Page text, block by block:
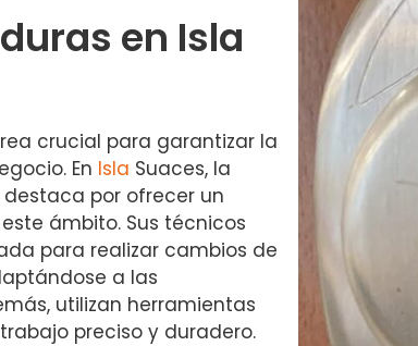
en Isla
crucial para garantizar la
En Isla Suaces, la
destaca por ofrecer un
ámbito. Sus técnicos
para realizar cambios de
a las
utilizan herramientas
preciso y duradero.